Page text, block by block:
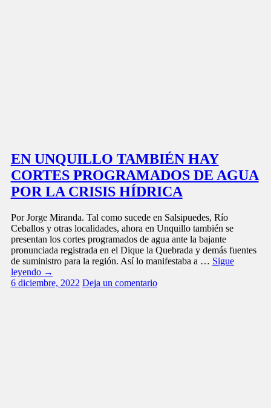
EN UNQUILLO TAMBIÉN HAY
CORTES PROGRAMADOS DE AGUA
POR LA CRISIS HÍDRICA
Por Jorge Miranda. Tal como sucede en Salsipuedes, Río
Ceballos y otras localidades, ahora en Unquillo también se
presentan los cortes programados de agua ante la bajante
pronunciada registrada en el Dique la Quebrada y demás fuentes
de suministro para la región. Así lo manifestaba a … Sigue
leyendo →
6 diciembre, 2022 Deja un comentario